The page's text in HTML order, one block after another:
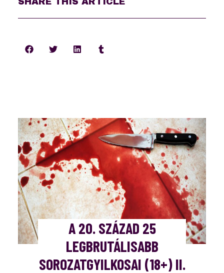
A 20. SZÁZAD 25
LEGBRUTÁLISABB
SOROZATGYILKOSAI (18+) II.